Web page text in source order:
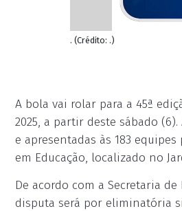
. (Crédito: .)
A bola vai rolar para a 45ª
2025, a partir deste sábado
e apresentadas às 183
em Educação, localizado no
De acordo com a Secretaria
disputa será por eliminatória